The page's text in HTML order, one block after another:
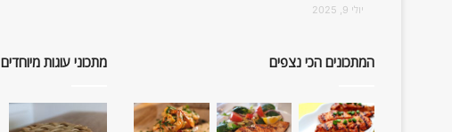
יולי 9, 2025
המתכונים הכי נצפים מתכוני עוגות מיוחדים